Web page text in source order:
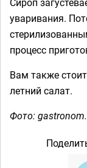
уваривания.
процесс
Вам также
летний салат.
Фото: